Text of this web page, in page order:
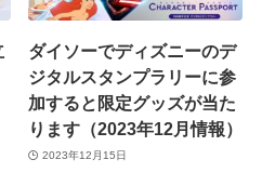
ダイソーでディズニーのデ
ジタルスタンプラリーに参
加すると限定グッズが当た
ります（2023年12月情報）
2023年12月15日